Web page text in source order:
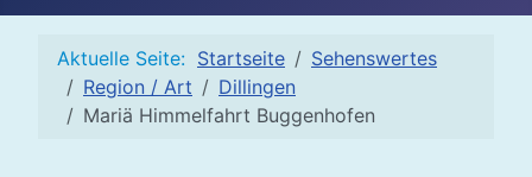
Aktuelle Seite: Startseite
Sehenswertes
Region / Art
Dillingen
Mariä Himmelfahrt Buggenhofen